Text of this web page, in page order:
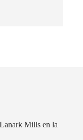
Mills en la